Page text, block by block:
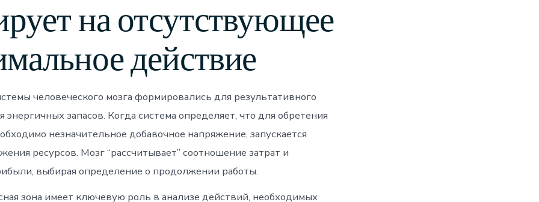
на отсутствующее
действие
человеческого мозга формировались для результативного
энергичных запасов. Когда система определяет, что для обретения
незначительное добавочное напряжение, запускается
ресурсов. Мозг “рассчитывает” соотношение затрат и
выбирая определение о продолжении работы.
зона имеет ключевую роль в анализе действий, необходимых